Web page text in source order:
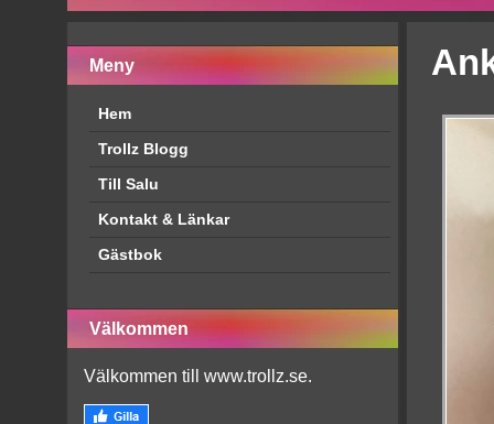
Meny
Hem
Trollz Blogg
Till Salu
Kontakt & Länkar
Gästbok
Välkommen
Välkommen till www.trollz.se.